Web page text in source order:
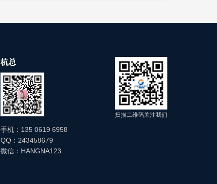
杭总
手机：135 0619 6958
QQ：243458679
微信：HANGNA123
扫描二维码关注我们